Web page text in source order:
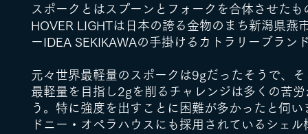
スポークとはスプーンとフォークを合体させたも
HOVER LIGHTは日本の誇る金物のまち新潟県燕
ーIDEA SEKIKAWAの手掛けるカトラリーブラン
元々世界最軽量のスポークは9gだったそうで、
最軽量を目指し2gを削るチャレンジは多くの苦
う。特に強度を出すことに困難が多かったと伺い
ドニー・オペラハウスにも採用されているシェル